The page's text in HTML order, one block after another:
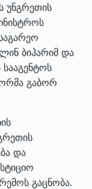
უნგრეთის
ბიჰარიმ და
გაბორ
და
გაცნობა.